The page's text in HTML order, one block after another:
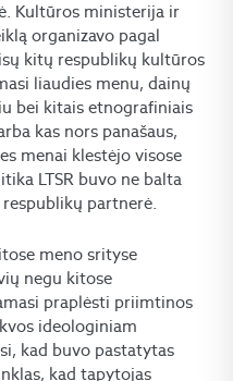
Kultūros ministerija ir
organizavo pagal
kitų respublikų kultūros
liaudies menu, dainų
bei kitais etnografiniais
kas nors panašaus,
menai klestėjo visose
LTSR buvo ne balta
partnerė.
meno srityse
negu kitose
praplėsti priimtinos
ideologiniam
kad buvo pastatytas
kad tapytojas